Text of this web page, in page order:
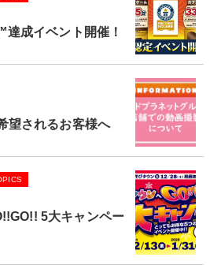
成イベント開催！
望されるお客様へ
5大キャンペー